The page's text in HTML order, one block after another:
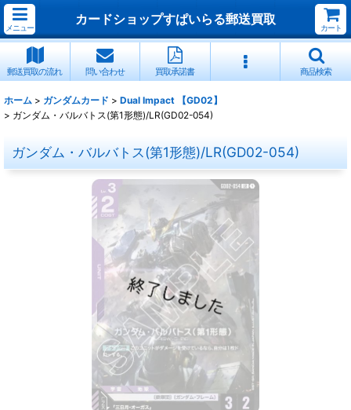
メニュー
カードショップすぱいらる郵送買取
カート
郵送買取の流れ 問い合わせ 買取承諾書 商品検索
ホーム > ガンダムカード > Dual Impact 【GD02】
> ガンダム・バルバトス(第1形態)/LR(GD02-054)
ガンダム・バルバトス(第1形態)/LR(GD02-054)